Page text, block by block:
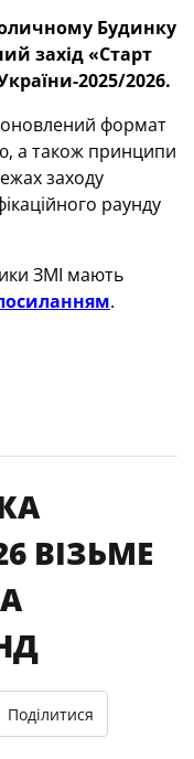
Будинку
захід «Старт
2025/2026.
оновлений формат
а також принципи
заходу
раунду
ЗМІ мають
.
ВІЗЬМЕ
Поділитися